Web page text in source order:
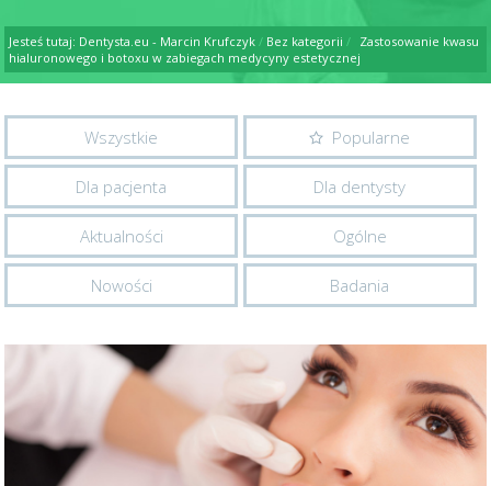
Jesteś tutaj: Dentysta.eu - Marcin Krufczyk / Bez kategorii /
Zastosowanie kwasu
hialuronowego i botoxu w zabiegach medycyny estetycznej
Wszystkie Popularne
Dla pacjenta Dla dentysty
Aktualności Ogólne
Nowości Badania